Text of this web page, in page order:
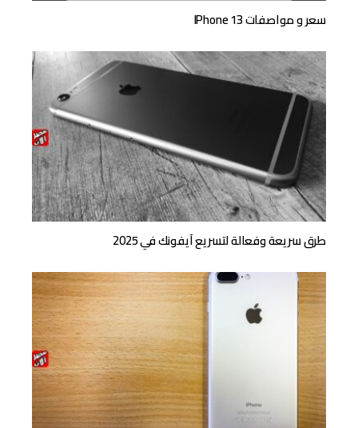
سعر و مواصفات IPhone 13
طرق سريعة وفعالة لتسريع آيفونك في 2025